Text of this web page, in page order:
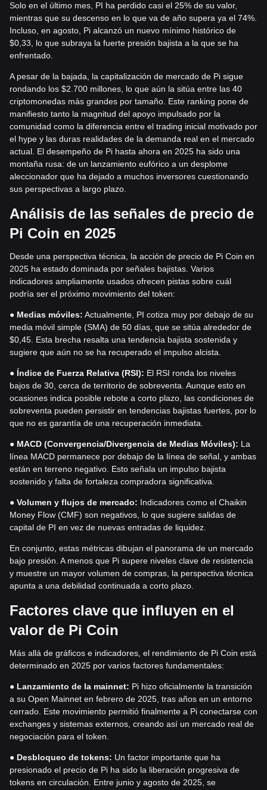
Solo en el último mes, PI ha perdido casi el 25% de su valor,
mientras que su descenso en lo que va de año supera ya el 74%.
Incluso, en agosto, Pi alcanzó un nuevo mínimo histórico de
$0,33, lo que subraya la fuerte presión bajista a la que se ha
enfrentado.
A pesar de la bajada, la capitalización de mercado de Pi sigue
rondando los $2.700 millones, lo que aún la sitúa entre las 40
criptomonedas más grandes por tamaño. Este ranking pone de
manifiesto tanto la magnitud del apoyo impulsado por la
comunidad como la diferencia entre el trading inicial motivado por
el hype y las duras realidades de la demanda real en el mercado
actual. El desempeño de Pi hasta ahora en 2025 ha sido una
montaña rusa: de un lanzamiento eufórico a un desplome
aleccionador que ha dejado a muchos inversores cuestionando
sus perspectivas a largo plazo.
Análisis de las señales de precio de
Pi Coin en 2025
Desde una perspectiva técnica, la acción de precio de Pi Coin en
2025 ha estado dominada por señales bajistas. Varios
indicadores ampliamente usados ofrecen pistas sobre cuál
podría ser el próximo movimiento del token:
● Medias móviles: Actualmente, PI cotiza muy por debajo de su
media móvil simple (SMA) de 50 días, que se sitúa alrededor de
$0,45. Esta brecha resalta una tendencia bajista sostenida y
sugiere que aún no se ha recuperado el impulso alcista.
● Índice de Fuerza Relativa (RSI): El RSI ronda los niveles
bajos de 30, cerca de territorio de sobreventa. Aunque esto en
ocasiones indica posible rebote a corto plazo, las condiciones de
sobreventa pueden persistir en tendencias bajistas fuertes, por lo
que no es garantía de una recuperación inmediata.
● MACD (Convergencia/Divergencia de Medias Móviles): La
línea MACD permanece por debajo de la línea de señal, y ambas
están en terreno negativo. Esto señala un impulso bajista
sostenido y falta de fortaleza compradora significativa.
● Volumen y flujos de mercado: Indicadores como el Chaikin
Money Flow (CMF) son negativos, lo que sugiere salidas de
capital de PI en vez de nuevas entradas de liquidez.
En conjunto, estas métricas dibujan el panorama de un mercado
bajo presión. A menos que Pi supere niveles clave de resistencia
y muestre un mayor volumen de compras, la perspectiva técnica
apunta a una debilidad continuada a corto plazo.
Factores clave que influyen en el
valor de Pi Coin
Más allá de gráficos e indicadores, el rendimiento de Pi Coin está
determinado en 2025 por varios factores fundamentales:
● Lanzamiento de la mainnet: Pi hizo oficialmente la transición
a su Open Mainnet en febrero de 2025, tras años en un entorno
cerrado. Este movimiento permitió finalmente a Pi conectarse con
exchanges y sistemas externos, creando así un mercado real de
negociación para el token.
● Desbloqueo de tokens: Un factor importante que ha
presionado el precio de Pi ha sido la liberación progresiva de
tokens en circulación. Entre junio y agosto de 2025, se